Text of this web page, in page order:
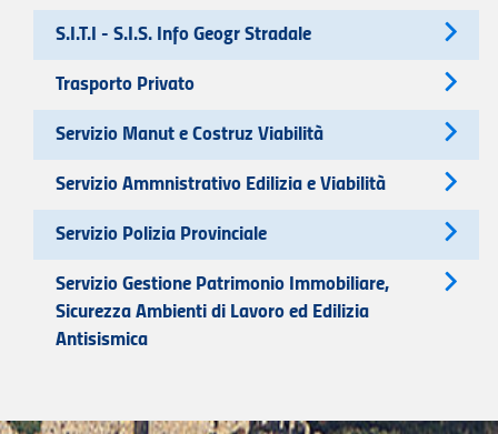
S.I.T.I - S.I.S. Info Geogr Stradale
Trasporto Privato
Servizio Manut e Costruz Viabilità
Servizio Ammnistrativo Edilizia e Viabilità
Servizio Polizia Provinciale
Servizio Gestione Patrimonio Immobiliare,
Sicurezza Ambienti di Lavoro ed Edilizia
Antisismica